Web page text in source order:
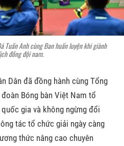
Tuấn Anh cùng Ban huấn luyện khi giành
đồng đội nam.
Dân đã đồng hành cùng Tổng
Bóng bàn Việt Nam tổ
gia và không ngừng đổi
tác tổ chức giải ngày càng
thức nâng cao chuyên